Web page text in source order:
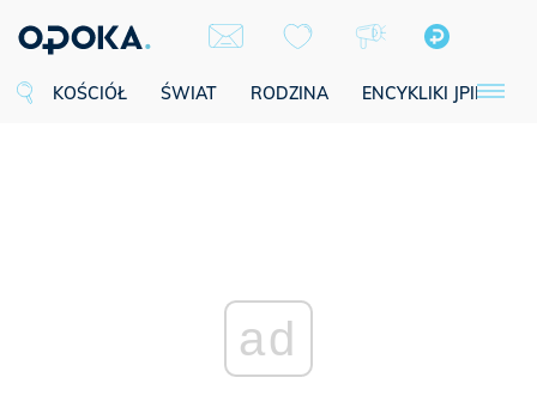
KOŚCIÓŁ ŚWIAT RODZINA ENCYKLIKI JPII
ad